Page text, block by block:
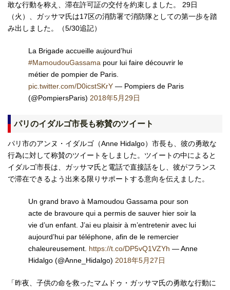
敢な行動を称え、滞在許可証の交付を約束しました。 29日
（火）、ガッサマ氏は17区の消防署で消防隊としての第一歩を踏
み出しました。（5/30追記）
La Brigade accueille aujourd’hui
#MamoudouGassama pour lui faire découvrir le
métier de pompier de Paris.
pic.twitter.com/D0icstSKrY — Pompiers de Paris
(@PompiersParis) 2018年5月29日
パリのイダルゴ市長も称賛のツイート
パリ市のアンヌ・イダルゴ（Anne Hidalgo）市長も、彼の勇敢な
行為に対して称賛のツイートをしました。ツイートの中によると
イダルゴ市長は、ガッサマ氏と電話で直接話をし、彼がフランス
で滞在できるよう出来る限りサポートする意向を伝えました。
Un grand bravo à Mamoudou Gassama pour son
acte de bravoure qui a permis de sauver hier soir la
vie d’un enfant. J’ai eu plaisir à m’entretenir avec lui
aujourd’hui par téléphone, afin de le remercier
chaleureusement. https://t.co/DP5vQ1VZYh — Anne
Hidalgo (@Anne_Hidalgo) 2018年5月27日
「昨夜、子供の命を救ったマムドゥ・ガッサマ氏の勇敢な行動に